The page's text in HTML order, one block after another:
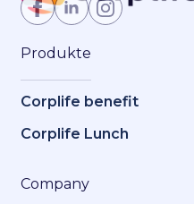
Produkte
Corplife benefit
Corplife Lunch
Company